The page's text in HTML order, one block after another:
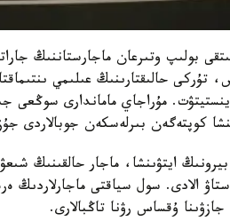
بولىپ وتىرعان ماجارستاننىڭ
تۇركى حالىقتارىنىڭ عىلىمي
مۇراجاي ماماندارى سوڭعى
كوپتەگەن بىرلەسكەن جوبالاردى
بيرونىڭ ايتۋىنشا، ماجار حالقىنىڭ
الادى. سول سياقتى ماجارلاردىڭ
ۇقساس رۋنا تاڭبالارى.